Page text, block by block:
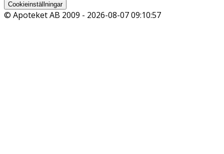
Cookieinställningar
© Apoteket AB 2009 - 2026-08-07 09:10:57